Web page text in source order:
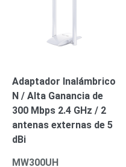
Corriente
Servidores
/
Almacenamiento
AccesoriosDiscos
Duros
(HDD)
Adaptador Inalámbrico
N / Alta Ganancia de
300 Mbps 2.4 GHz / 2
antenas externas de 5
dBi
MW300UH